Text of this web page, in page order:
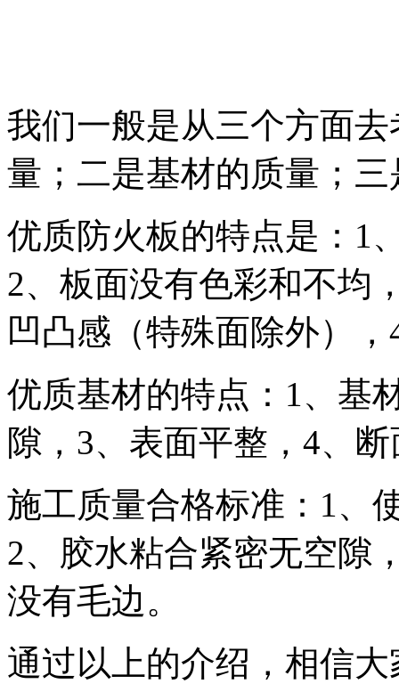
我们一般是从三个方面
量；二是基材的质量；
优质防火板的特点是：1
2、板面没有色彩和不均
凹凸感（特殊面除外）
优质基材的特点：1、基
隙，3、表面平整，4、
施工质量合格标准：1、
2、胶水粘合紧密无空隙
没有毛边。
通过以上的介绍，相信